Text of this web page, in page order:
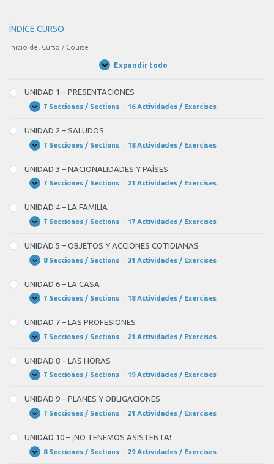
al
completo
4
7
caro
BLANK
of
7
afueras
–
BLANK
7
subir
–
of
7
ÍNDICE CURSO
Inicio del Curso / Course
Expandir todo
Unidades
UNIDAD 1 – PRESENTACIONES
Expandir
UNIDAD
–
PRESENTACIONES
7 Secciones / Sections 16 Actividades / Exercises
UNIDAD 2 – SALUDOS
Expandir
UNIDAD
–
SALUDOS
7 Secciones / Sections 18 Actividades / Exercises
UNIDAD 3 – NACIONALIDADES Y PAÍSES
Expandir
UNIDAD
–
NACIONALIDADES
Y
PAÍSES
7 Secciones / Sections 21 Actividades / Exercises
UNIDAD 4 – LA FAMILIA
Expandir
UNIDAD
–
LA
FAMILIA
7 Secciones / Sections 17 Actividades / Exercises
UNIDAD 5 – OBJETOS Y ACCIONES COTIDIANAS
Expandir
UNIDAD
–
OBJETOS
Y
ACCIONES
8 Secciones / Sections 31 Actividades / Exercises
UNIDAD 6 – LA CASA
Expandir
UNIDAD
–
LA
CASA
7 Secciones / Sections 18 Actividades / Exercises
UNIDAD 7 – LAS PROFESIONES
Expandir
UNIDAD
–
LAS
PROFESIONES
7 Secciones / Sections 21 Actividades / Exercises
UNIDAD 8 – LAS HORAS
Expandir
UNIDAD
–
LAS
HORAS
7 Secciones / Sections 19 Actividades / Exercises
UNIDAD 9 – PLANES Y OBLIGACIONES
Expandir
UNIDAD
–
PLANES
Y
OBLIGACIONES
7 Secciones / Sections 21 Actividades / Exercises
UNIDAD 10 – ¡NO TENEMOS ASISTENTA!
Expandir
UNIDAD8 Secciones / Sections 29 Actividades / Exercises